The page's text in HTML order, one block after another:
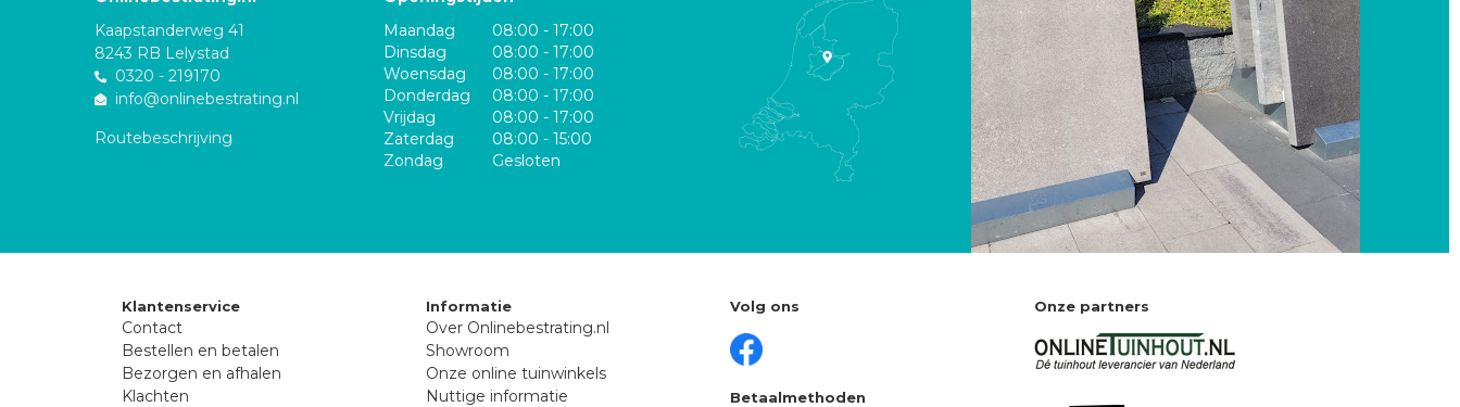
Kaapstanderweg 41
8243 RB Lelystad
0320 - 219170
info@onlinebestrating.nl
Routebeschrijving
Maandag
08:00 - 17:00
Dinsdag
08:00 - 17:00
Woensdag
08:00 - 17:00
Donderdag
08:00 - 17:00
Vrijdag
08:00 - 17:00
Zaterdag
08:00 - 15:00
Zondag
Gesloten
Klantenservice
Contact
Bestellen en betalen
Bezorgen en afhalen
Klachten
Informatie
Over Onlinebestrating.nl
Showroom
Onze online tuinwinkels
Nuttige informatie
Volg ons
Betaalmethoden
Onze partners